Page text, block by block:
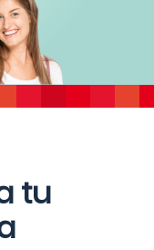
tu